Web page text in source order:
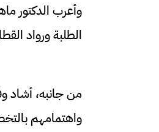
وأعرب الدكتور
الطلبة ورواد
من جانبه، أشاد
واهتمامهم